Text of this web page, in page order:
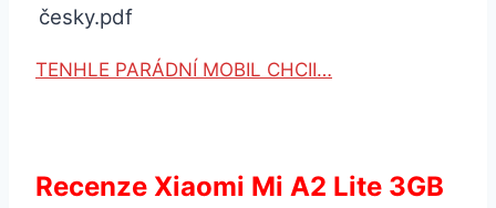
česky.pdf
TENHLE PARÁDNÍ MOBIL CHCII…
Recenze Xiaomi Mi A2 Lite 3GB